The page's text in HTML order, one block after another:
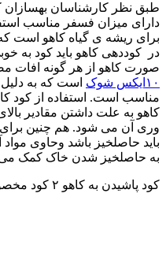
طبق نظر کارشناسان بهسازان
دارای میزان فسفر مناسب
برای ریشه ی گیاه کاهو است
در کوددهی کاهو باید کود به
صورت کاهو از هر گونه افات
۱۰ایکس شوک
است که به
مناسب است. استفاده از کود
کاهو به علت داشتن مقادیر
وری آن می شود. هم چنین
باید حاصلخیز باشد وحاوی
به حاصلخیز شدن خاک کمک می
کود پاشیدن به کاهو ۲ کود مخصوص کاهو